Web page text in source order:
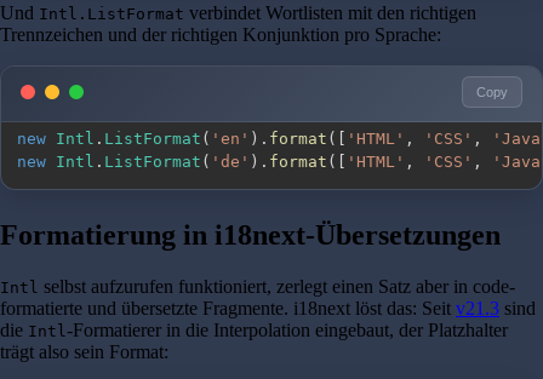
Und Intl.ListFormat verbindet Wortlisten mit den richtigen
Trennzeichen und der richtigen Konjunktion pro Sprache:
Copy
new Intl . ListFormat ( 'en' ) . format ( 'HTML' , 'CSS' ,
new Intl . ListFormat ( 'de' ) . format ( 'HTML' , 'CSS' ,
Formatierung in i18next-Übersetzungen
Intl selbst aufzurufen funktioniert, zerlegt einen Satz aber in code-
formatierte und übersetzte Fragmente. i18next löst das: Seit v21.3 sind
die Intl -Formatierer in die Interpolation eingebaut, der Platzhalter
trägt also sein Format: